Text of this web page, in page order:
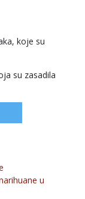
koje su
su zasadila
u